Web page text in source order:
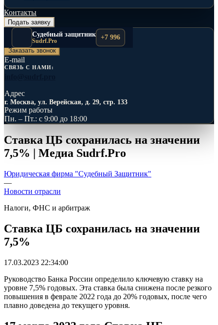
Контакты
Подать заявку
Судебный защитник
Sudrf.Pro +7 996
Телефоны
+7 996 517-71-23
Заказать звонок
E-mail
СВЯЗЬ С НАМИ:
Адрес
г. Москва, ул. Верейская, д. 29, стр. 133
Режим работы
Пн. – Пт.: с 9:00 до 18:00
Ставка ЦБ сохранилась на значении
7,5% | Медиа Sudrf.Pro
Юридическая фирма "Судебный Защитник"
—
Новости отрасли
Налоги, ФНС и арбитраж
Ставка ЦБ сохранилась на значении
7,5%
17.03.2023 22:34:00
Руководство Банка России определило ключевую ставку на
уровне 7,5% годовых. Эта ставка была снижена после резкого
повышения в феврале 2022 года до 20% годовых, после чего
плавно доведена до текущего уровня.